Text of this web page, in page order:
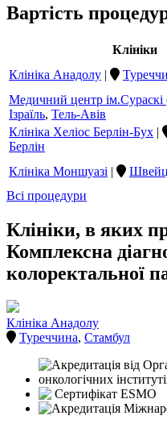
Вартість
Клініки
Клініка Анадолу |
Медичний центр ім.Сураскі
Ізраїль, Тель-Авів
Клініка Хеліос Берлін-Бух |
Берлін
Клініка Моншуазі |
Всі процедури
Клініки, в яких
Комплексна
колоректальної
Клініка Анадолу
Туреччина, Стамбул